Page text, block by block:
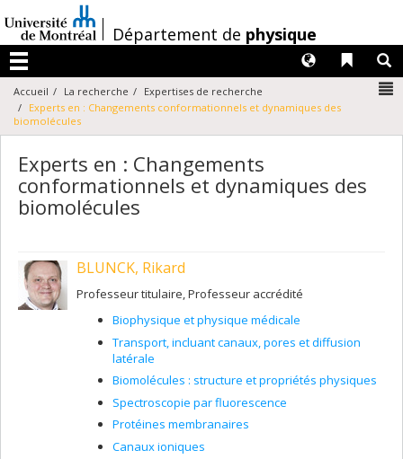
au
contenu
/Département de physique
Menu
Liens
Langues
Accueil La recherche
Expertises de recherche
Experts en : Changements conformationnels et dynamiques des
biomolécules
Experts en : Changements
conformationnels et dynamiques des
biomolécules
BLUNCK, Rikard
Professeur titulaire, Professeur accrédité
Biophysique et physique médicale
Transport, incluant canaux, pores et diffusion
latérale
Biomolécules : structure et propriétés physiques
Spectroscopie par fluorescence
Protéines membranaires
Canaux ioniques